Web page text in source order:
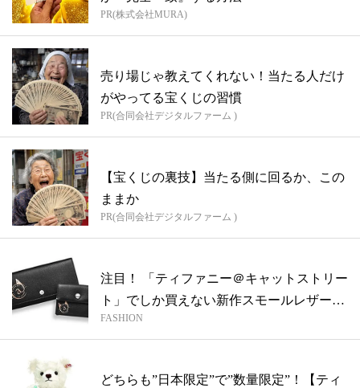
PR(株式会社MURA)
売り場じゃ教えてくれない！当たる人だけ
がやってる宝くじの習慣
PR(合同会社デジタルファーム )
【宝くじの裏技】当たる側に回るか、この
ままか
PR(合同会社デジタルファーム )
注目！ 「ティファニー＠キャットストリー
ト」でしか買えない新作スモールレザーグ
ッ...
FASHION
どちらも”日本限定”で”数量限定”！【ティ